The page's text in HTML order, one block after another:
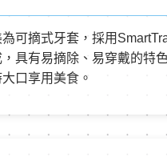
為可摘式牙套，採用
具有易摘除、易穿戴的特
口享用美食。